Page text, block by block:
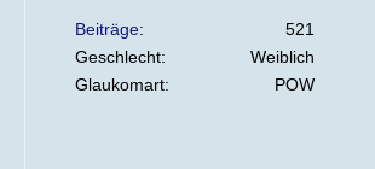
Beiträge
521
Geschlecht
Weiblich
Glaukomart
POW